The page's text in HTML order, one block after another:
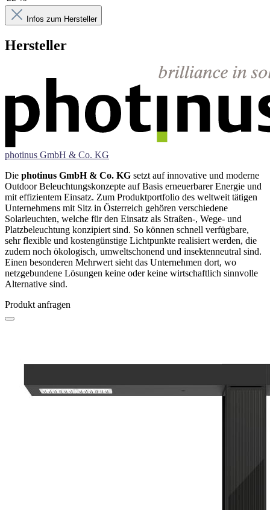
Infos zum Hersteller
Hersteller
photinus GmbH & Co. KG
Die photinus GmbH & Co. KG setzt auf innovative und moderne
Outdoor Beleuchtungskonzepte auf Basis erneuerbarer Energie und
mit effizientem Einsatz. Zum Produktportfolio des weltweit tätigen
Unternehmens mit Sitz in Österreich gehören verschiedene
Solarleuchten, welche für den Einsatz als Straßen-, Wege- und
Platzbeleuchtung konzipiert sind. So können schnell verfügbare,
sehr flexible und kostengünstige Lichtpunkte realisiert werden, die
zudem noch ökologisch, umweltschonend und insektenneutral sind.
Einen besonderen Mehrwert sieht das Unternehmen dort, wo
netzgebundene Lösungen keine oder keine wirtschaftlich sinnvolle
Alternative sind.
Produkt anfragen